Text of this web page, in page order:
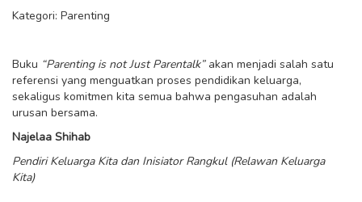
Kategori: Parenting
Buku “Parenting is not Just Parentalk”akan menjadi salah satu
referensi yang menguatkan proses pendidikan keluarga,
sekaligus komitmen kita semua bahwa pengasuhan adalah
urusan bersama.
Najelaa Shihab
Pendiri Keluarga Kita dan Inisiator Rangkul (Relawan Keluarga
Kita)